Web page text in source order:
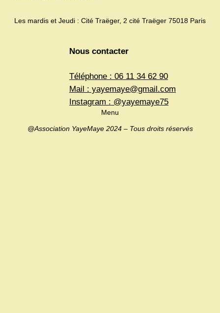
Les mardis et Jeudi : Cité Traëger, 2 cité Traëger 75018 Paris
Nous contacter
Téléphone : 06 11 34 62 90
Mail : yayemaye@gmail.com
Instagram : @yayemaye75
Menu
@Association YayeMaye 2024 – Tous droits réservés